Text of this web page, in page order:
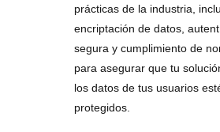
prácticas de la industria,
encriptación de datos,
segura y cumplimiento de
para asegurar que tu
los datos de tus usuarios
protegidos.